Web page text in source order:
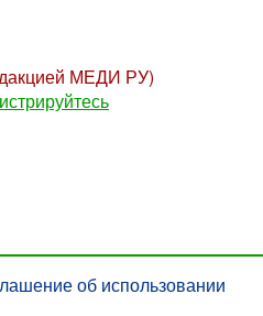
МЕДИ РУ)
об использовании